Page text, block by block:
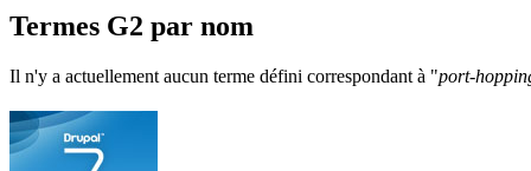
Termes G2 par nom
Il n'y a actuellement aucun terme défini correspondant à "port-